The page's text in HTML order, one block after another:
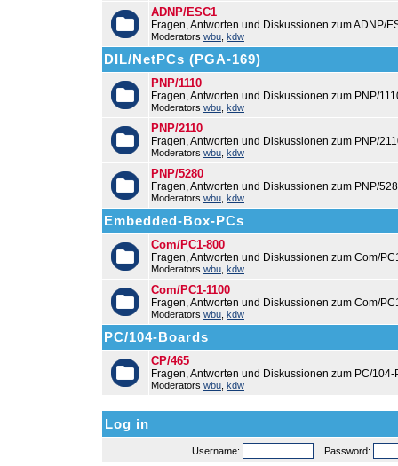
ADNP/ESC1
Fragen, Antworten und Diskussionen zum ADNP/
Moderators wbu kdw
DIL/NetPCs (PGA-169)
PNP/1110
Fragen, Antworten und Diskussionen zum PNP/
Moderators wbu kdw
PNP/2110
Fragen, Antworten und Diskussionen zum PNP/
Moderators wbu kdw
PNP/5280
Fragen, Antworten und Diskussionen zum PNP/
Moderators wbu kdw
Embedded-Box-PCs
Com/PC1-800
Fragen, Antworten und Diskussionen zum Com/
Moderators wbu kdw
Com/PC1-1100
Fragen, Antworten und Diskussionen zum Com/
Moderators wbu kdw
PC/104-Boards
CP/465
Fragen, Antworten und Diskussionen zum PC/
Moderators wbu kdw
Log in
Username: Password: